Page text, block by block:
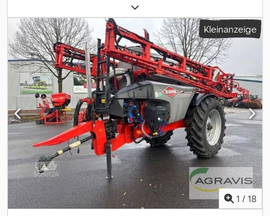
0030 18 Power Track Walzen 0040 Automatische
Kettenschmierung 0050 Obenanhängung Zugmaul 0060 Opticut
14 0070 Integralrotor 0080 Terminal VT 30 0090 Netzbindung
0100 Pressdichte manuell am Pressdichteventil 0110 Bereifung
500/45 22.5
Kleinanzeige
1 / 18